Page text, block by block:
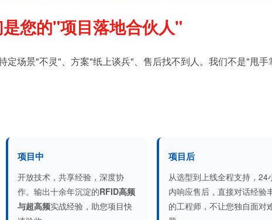
您的"项目落地合伙人"
定场景"不灵"、方案"纸上谈兵"、售后找不到人。我们不是"甩手
项目中
开放技术，共享经验，深度协
作。输出十余年沉淀的RFID高频
与超高频实战经验，助您项目快
项目后
从选型到上线全程支持，24
内响应售后，直接对话经验
的工程师，不让您独自面对